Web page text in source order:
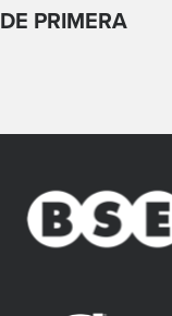
PRIMERA